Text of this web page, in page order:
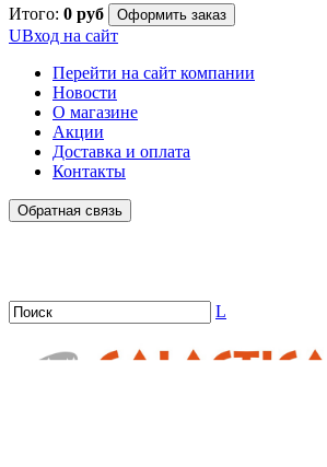
Итого: 0 руб Оформить заказ
UВход на сайт
Перейти на сайт компании
Новости
О магазине
Акции
Доставка и оплата
Контакты
Обратная связь
L